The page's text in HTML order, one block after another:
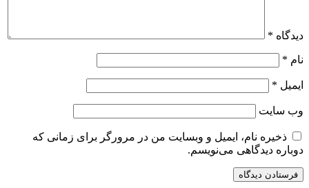
دیدگاه *
نام *
ایمیل *
وب‌ سایت
ذخیره نام، ایمیل و وبسایت من در مرورگر برای زمانی که
دوباره دیدگاهی می‌نویسم.